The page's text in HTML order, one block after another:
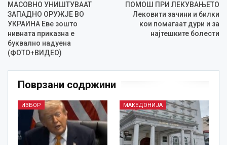
МАСОВНО УНИШТУВААТ
ЗАПАДНО ОРУЖЈЕ ВО
УКРАИНА Еве зошто
нивната приказна е
буквално надуeна
(ФОТО+ВИДЕО)
ПОМОШ ПРИ ЛЕКУВАЊЕТО
Лековити зачини и билки
кои помагаат дури и за
најтешките болести
Поврзани содржини
ИЗБОР МАКЕДОНИЈА